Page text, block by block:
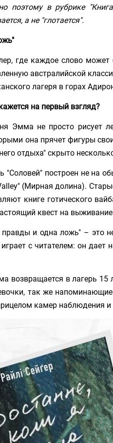
поэтому в рубрике
а не "глотается".
где каждое слово
австралийской
лагеря в горах
на первый взгляд?
Эмма не просто рисует
она прячет фигуры
отдыха" скрыто
"Соловей" построен не на
(Мирная долина).
книге готического
квест на
и одна ложь" – это
с читателем: он
возвращается в лагерь 15
так же
камер наблюдения и